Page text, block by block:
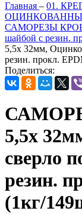
Главная – 01.
САМОРЕЗЫ
шайбой с резин.
5,5х 32мм,
резин. прокл.
Поделиться:
5,5х
сверло
резин.
(1кг/